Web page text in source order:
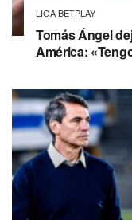
LIGA BETPLAY
Tomás Ángel
América: